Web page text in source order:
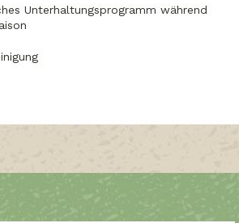
Unterhaltungsprogramm während